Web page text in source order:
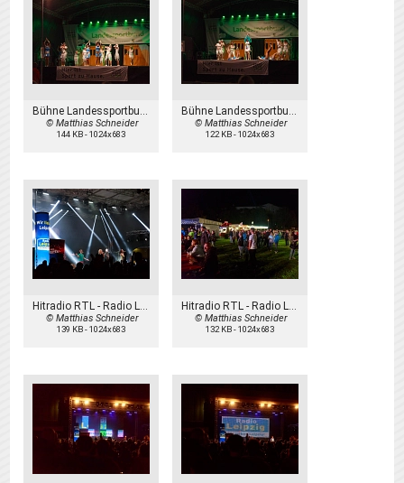
Bühne Landessportbund
© Matthias Schneider
144 KB-1024x683
Bühne Landessportbund
© Matthias Schneider
122 KB-1024x683
Hitradio RTL - Radio Leipzig
© Matthias Schneider
139 KB-1024x683
Hitradio RTL - Radio Leipzig
© Matthias Schneider
132 KB-1024x683